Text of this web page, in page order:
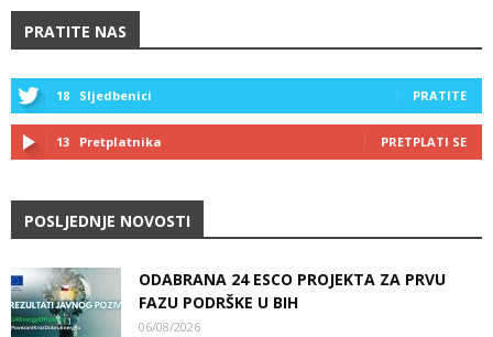
PRATITE NAS
18 Sljedbenici PRATITE
13 Pretplatnika PRETPLATI SE
POSLJEDNJE NOVOSTI
ODABRANA 24 ESCO PROJEKTA ZA PRVU
FAZU PODRŠKE U BIH
06/08/2026